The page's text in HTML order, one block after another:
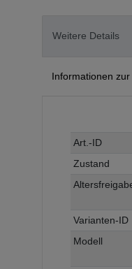
Weitere Details
Informationen
Technisches
Wert
Art.-ID
Zustand
Varianten-ID
Modell